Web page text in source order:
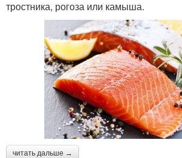
тростника, рогоза или камыша.
читать дальше →